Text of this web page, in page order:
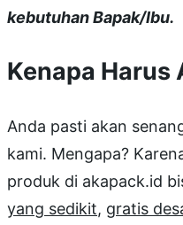
kebutuhan Bapak/Ibu.
Kenapa Harus
Anda pasti akan
kami. Mengapa?
produk di akapack.id
yang sedikit, gratis